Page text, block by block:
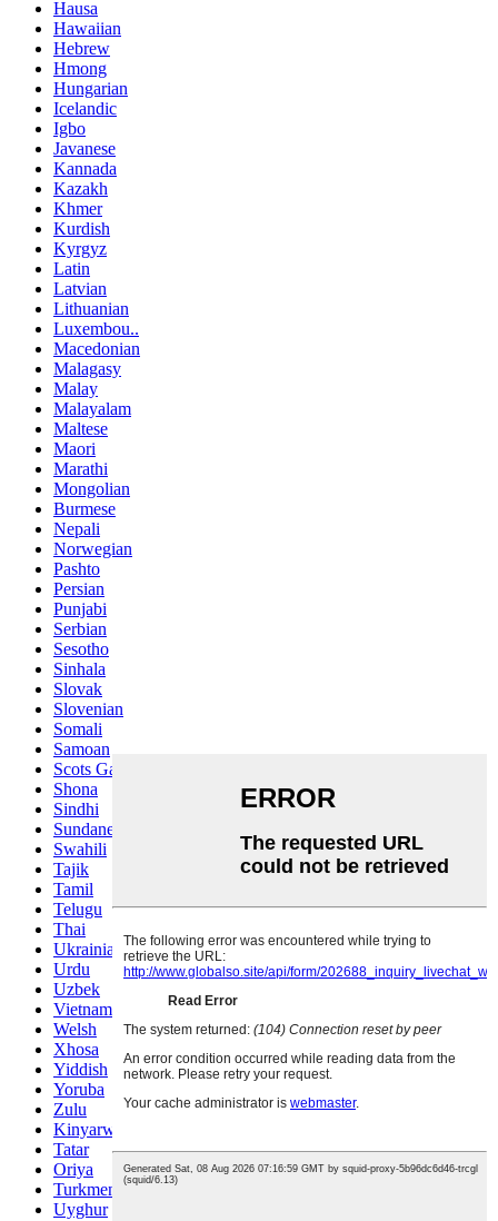
Hausa
Hawaiian
Hebrew
Hmong
Hungarian
Icelandic
Igbo
Javanese
Kannada
Kazakh
Khmer
Kurdish
Kyrgyz
Latin
Latvian
Lithuanian
Luxembou..
Macedonian
Malagasy
Malay
Malayalam
Maltese
Maori
Marathi
Mongolian
Burmese
Nepali
Norwegian
Pashto
Persian
Punjabi
Serbian
Sesotho
Sinhala
Slovak
Slovenian
Somali
Samoan
Scots Gaelic
Shona
Sindhi
Sundanese
Swahili
Tajik
Tamil
Telugu
Thai
Ukrainian
Urdu
Uzbek
Vietnamese
Welsh
Xhosa
Yiddish
Yoruba
Zulu
Kinyarwanda
Tatar
Oriya
Turkmen
Uyghur